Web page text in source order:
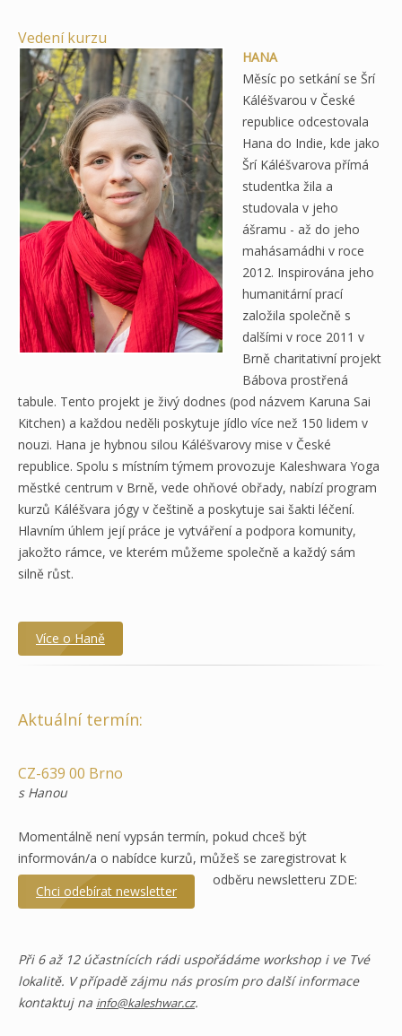
Vedení kurzu
HANA
Měsíc po setkání se Šrí
Káléšvarou v České
republice odcestovala
Hana do Indie, kde jako
Šrí Káléšvarova přímá
studentka žila a
studovala v jeho
ášramu - až do jeho
mahásamádhi v roce
2012. Inspirována jeho
humanitární prací
založila společně s
dalšími v roce 2011 v
Brně charitativní projekt
Bábova prostřená
tabule. Tento projekt je živý dodnes (pod názvem Karuna Sai
Kitchen) a každou neděli poskytuje jídlo více než 150 lidem v
nouzi. Hana je hybnou silou Káléšvarovy mise v České
republice. Spolu s místním týmem provozuje Kaleshwara Yoga
městké centrum v Brně, vede ohňové obřady, nabízí program
kurzů Káléšvara jógy v češtině a poskytuje sai šakti léčení.
Hlavním úhlem její práce je vytváření a podpora komunity,
jakožto rámce, ve kterém můžeme společně a každý sám
silně růst.
Více o Haně
Aktuální termín:
CZ-639 00 Brno
s Hanou
Momentálně není vypsán termín, pokud chceš být
informován/a o nabídce kurzů, můžeš se zaregistrovat k
odběru newsletteru ZDE:
Chci odebírat newsletter
Při 6 až 12 účastnících rádi uspořádáme workshop i ve Tvé
lokalitě. V případě zájmu nás prosím pro další informace
kontaktuj na info@kaleshwar.cz.